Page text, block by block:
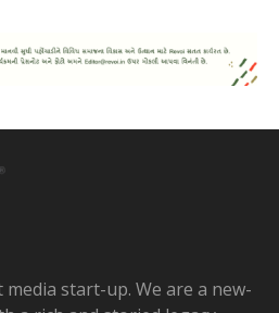
media start-up. We are a new-